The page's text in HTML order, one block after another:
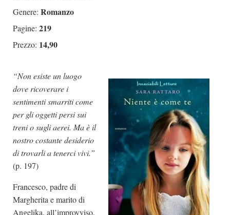
Genere: Romanzo
Pagine: 219
Prezzo: 14,90
“Non esiste un luogo
dove ricoverare i
sentimenti smarriti come
per gli oggetti persi sui
treni o sugli aerei. Ma è il
nostro costante desiderio
di trovarli a tenerci vivi.”
(p. 197)
Francesco, padre di
Margherita e marito di
Angelika, all’improvviso,